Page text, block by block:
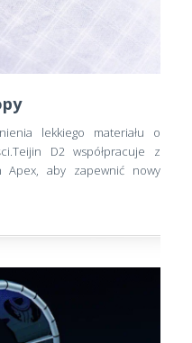
lekkiego materiału o
D2 współpracuje z
Apex, aby zapewnić nowy